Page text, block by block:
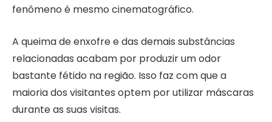
fenômeno é mesmo cinematográfico.
A queima de enxofre e das demais substâncias
relacionadas acabam por produzir um odor
bastante fétido na região. Isso faz com que a
maioria dos visitantes optem por utilizar máscaras
durante as suas visitas.